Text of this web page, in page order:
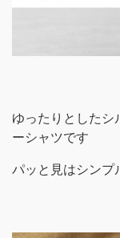
ゆったりとしたシ
ーシャツです
パッと見はシンプ